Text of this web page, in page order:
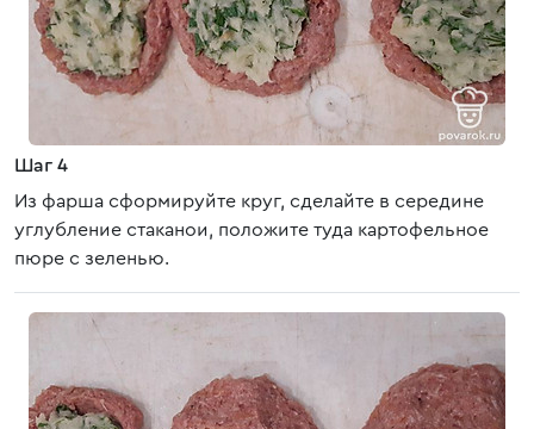
Шаг 4
Из фарша сформируйте круг, сделайте в середине
углубление стаканои, положите туда картофельное
пюре с зеленью.